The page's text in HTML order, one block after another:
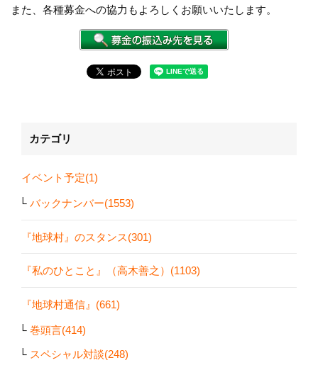
また、各種募金への協力もよろしくお願いいたします。
カテゴリ
イベント予定(1)
バックナンバー(1553)
『地球村』のスタンス(301)
『私のひとこと』（高木善之）(1103)
『地球村通信』(661)
巻頭言(414)
スペシャル対談(248)